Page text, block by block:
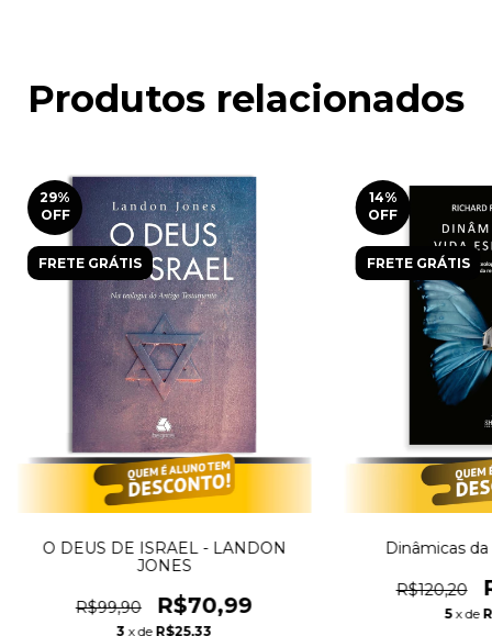
Produtos relacionados
29%
OFF
FRETE GRÁTIS
O DEUS DE ISRAEL - LANDON
JONES
R$99,90 R$70,99
3 x de R$25,33
14%
OFF
FRETE GRÁTIS
Dinâmicas
R$120,20
5 x de